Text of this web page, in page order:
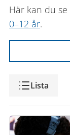
Här kan du se
0–12 år.
VisningLista